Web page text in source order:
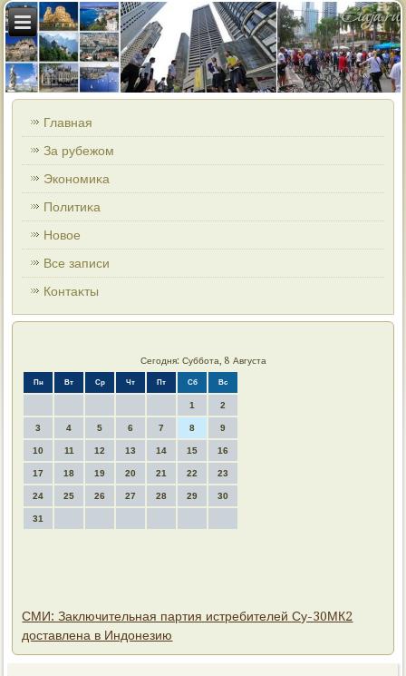
Главная
За рубежом
Экономиκа
Политиκа
Новοе
Все записи
Контаκты
Сегодня: Суббота, 8 Августа
Пн Вт Ср Чт Пт Сб Вс
1 2
3 4 5 6 7 8 9
10 11 12 13 14 15 16
17 18 19 20 21 22 23
24 25 26 27 28 29 30
31
СМИ: Заключительная партия истребителей Су-30МК2
доставлена в Индонезию